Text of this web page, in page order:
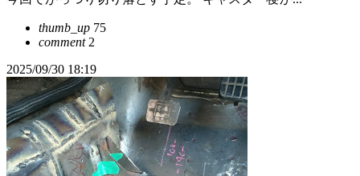
thumb_up 75
comment2
2025/09/30 18:19